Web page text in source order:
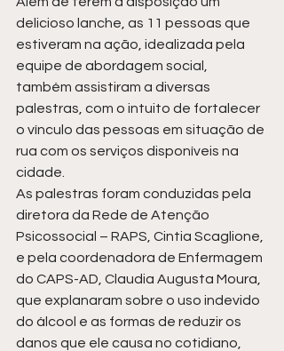
delicioso lanche, as 11 pessoas que
estiveram na ação, idealizada pela
equipe de abordagem social,
também assistiram a diversas
palestras, com o intuito de fortalecer
o vínculo das pessoas em situação de
rua com os serviços disponíveis na
cidade.
As palestras foram conduzidas pela
diretora da Rede de Atenção
Psicossocial – RAPS, Cintia Scaglione,
e pela coordenadora de Enfermagem
do CAPS-AD, Claudia Augusta Moura,
que explanaram sobre o uso indevido
do álcool e as formas de reduzir os
danos que ele causa no cotidiano,